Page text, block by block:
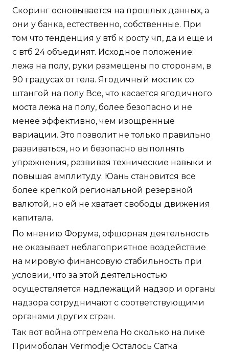
Скоринг основывается на прошлых данных, а
они у банка, естественно, собственные. При
том что тенденция у втб к росту чп, да и еще и
с втб 24 объединят. Исходное положение:
лежа на полу, руки размещены по сторонам, в
90 градусах от тела. Ягодичный мостик со
штангой на полу Все, что касается ягодичного
моста лежа на полу, более безопасно и не
менее эффективно, чем изощренные
вариации. Это позволит не только правильно
развиваться, но и безопасно выполнять
упражнения, развивая технические навыки и
повышая амплитуду. Юань становится все
более крепкой региональной резервной
валютой, но ей не хватает свободы движения
капитала.
По мнению Форума, офшорная деятельность
не оказывает неблагоприятное воздействие
на мировую финансовую стабильность при
условии, что за этой деятельностью
осуществляется надлежащий надзор и органы
надзора сотрудничают с соответствующими
органами других стран.
Так вот война отгремела Но сколько на лике
Примоболан Vermodje Осталось Сатка